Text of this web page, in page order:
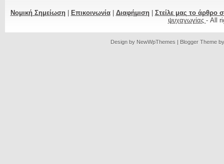
Νομική Σημείωση| Επικοινωνία| Διαφήμιση| Στείλε μας το άρθρο
ψυχαγωγίας - All
Design by NewWpThemes | Blogger Theme